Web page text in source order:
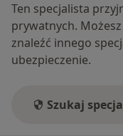
Ten specjalista
prywatnych.
znaleźć innego
ubezpieczenie.
Szukaj